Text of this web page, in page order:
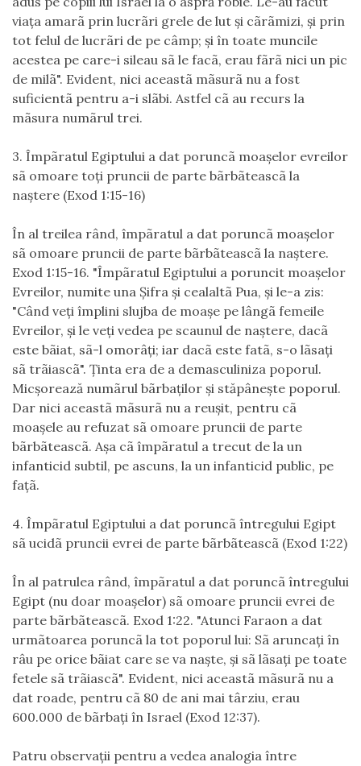
viaţa amarã prin lucrãri grele de lut şi cãrãmizi, şi prin
tot felul de lucrãri de pe câmp; şi în toate muncile
acestea pe care-i sileau sã le facã, erau fãrã nici un pic
de milã". Evident, nici aceastã mãsurã nu a fost
suficientã pentru a-i slãbi. Astfel cã au recurs la
mãsura numãrul trei.
3. Împãratul Egiptului a dat poruncã moaşelor evreilor
sã omoare toţi pruncii de parte bãrbãteascã la
naştere (Exod 1:15-16)
În al treilea rând, împãratul a dat poruncã moaşelor
sã omoare pruncii de parte bãrbãteascã la naştere.
Exod 1:15-16. "Împãratul Egiptului a poruncit moaşelor
Evreilor, numite una Şifra şi cealaltã Pua, şi le-a zis:
"Când veţi împlini slujba de moaşe pe lângã femeile
Evreilor, şi le veţi vedea pe scaunul de naştere, dacã
este bãiat, sã-l omorâţi; iar dacã este fatã, s-o lãsaţi
sã trãiascã". Ţinta era de a demasculiniza poporul.
Micşorează numãrul bãrbaţilor şi stăpâneşte poporul.
Dar nici aceastã mãsurã nu a reuşit, pentru cã
moaşele au refuzat sã omoare pruncii de parte
bãrbãteascã. Aşa cã împãratul a trecut de la un
infanticid subtil, pe ascuns, la un infanticid public, pe
faţã.
4. Împãratul Egiptului a dat poruncã întregului Egipt
sã ucidã pruncii evrei de parte bãrbãteascã (Exod 1:22)
În al patrulea rând, împãratul a dat poruncã întregului
Egipt (nu doar moaşelor) sã omoare pruncii evrei de
parte bãrbãteascã. Exod 1:22. "Atunci Faraon a dat
urmãtoarea poruncã la tot poporul lui: Sã aruncaţi în
râu pe orice bãiat care se va naşte, şi sã lãsaţi pe toate
fetele sã trãiascã". Evident, nici aceastã mãsurã nu a
dat roade, pentru cã 80 de ani mai târziu, erau
600.000 de bãrbaţi în Israel (Exod 12:37).
Patru observaţii pentru a vedea analogia între